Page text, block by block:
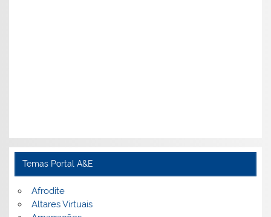
Temas Portal A&E
Afrodite
Altares Virtuais